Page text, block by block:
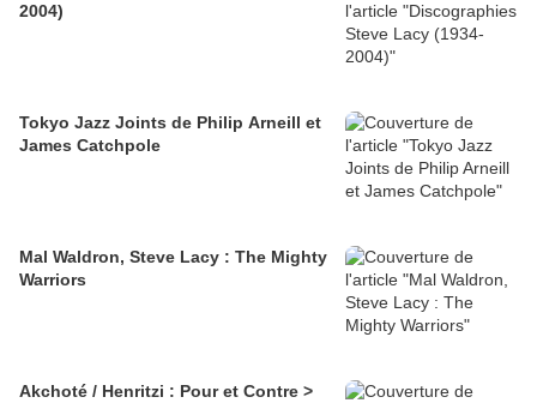
2004)
Tokyo Jazz Joints de Philip Arneill et
James Catchpole
Mal Waldron, Steve Lacy : The Mighty
Warriors
Akchoté / Henritzi : Pour et Contre >